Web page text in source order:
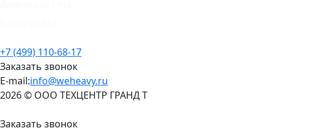
+7 (499) 110-68-17
Заказать звонок
E-mail:info@weheavy.ru
2026 © ООО ТЕХЦЕНТР ГРАНД Т
Заказать звонок